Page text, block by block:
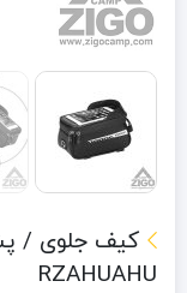
کیف جلوی /
RZAHUAHU